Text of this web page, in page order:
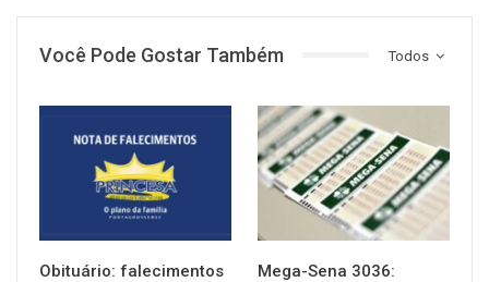
Todos
Você Pode Gostar Também
Obituário: falecimentos
NOTÍCIAS
Mega-Sena 3036: